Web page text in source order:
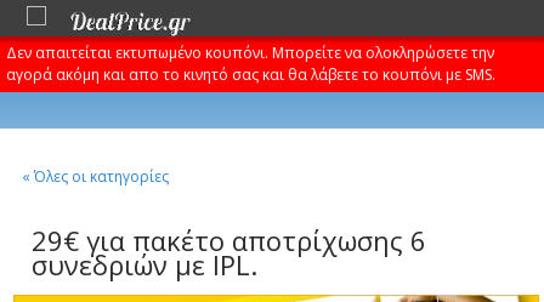
Δεν απαιτείται εκτυπωμένο κουπόνι. Μπορείτε να ολοκληρώσετε την
αγορά ακόμη και απο το κινητό σας και θα λάβετε το κουπόνι με SMS.
« Όλες οι κατηγορίες
29€ για πακέτο αποτρίχωσης 6
συνεδριών με IPL.